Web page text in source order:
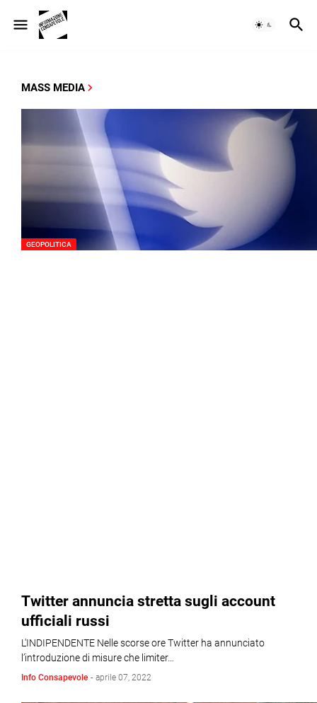
MASS MEDIA
GEOPOLITICA
Twitter annuncia stretta sugli account
ufficiali russi
L'INDIPENDENTE Nelle scorse ore Twitter ha annunciato
l’introduzione di misure che limiter…
Info Consapevole - aprile 07, 2022